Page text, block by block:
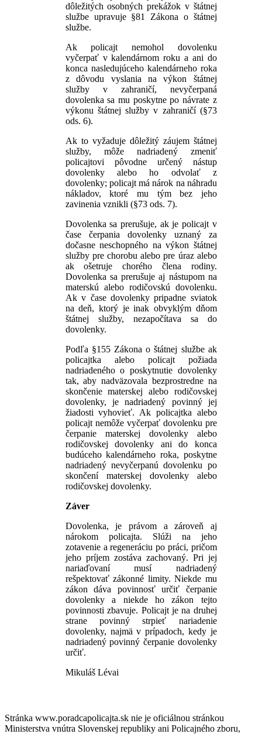
dôležitých osobných prekážok v štátnej
službe upravuje §81 Zákona o štátnej
službe.
Ak policajt nemohol dovolenku
vyčerpať v kalendárnom roku a ani do
konca nasledujúceho kalendárneho roka
z dôvodu vyslania na výkon štátnej
služby v zahraničí, nevyčerpaná
dovolenka sa mu poskytne po návrate z
výkonu štátnej služby v zahraničí (§73
ods. 6).
Ak to vyžaduje dôležitý záujem štátnej
služby, môže nadriadený zmeniť
policajtovi pôvodne určený nástup
dovolenky alebo ho odvolať z
dovolenky; policajt má nárok na náhradu
nákladov, ktoré mu tým bez jeho
zavinenia vznikli (§73 ods. 7).
Dovolenka sa prerušuje, ak je policajt v
čase čerpania dovolenky uznaný za
dočasne neschopného na výkon štátnej
služby pre chorobu alebo pre úraz alebo
ak ošetruje chorého člena rodiny.
Dovolenka sa prerušuje aj nástupom na
materskú alebo rodičovskú dovolenku.
Ak v čase dovolenky pripadne sviatok
na deň, ktorý je inak obvyklým dňom
štátnej služby, nezapočítava sa do
dovolenky.
Podľa §155 Zákona o štátnej službe ak
policajtka alebo policajt požiada
nadriadeného o poskytnutie dovolenky
tak, aby nadväzovala bezprostredne na
skončenie materskej alebo rodičovskej
dovolenky, je nadriadený povinný jej
žiadosti vyhovieť. Ak policajtka alebo
policajt nemôže vyčerpať dovolenku pre
čerpanie materskej dovolenky alebo
rodičovskej dovolenky ani do konca
budúceho kalendárneho roka, poskytne
nadriadený nevyčerpanú dovolenku po
skončení materskej dovolenky alebo
rodičovskej dovolenky.
Záver
Dovolenka, je právom a zároveň aj
nárokom policajta. Slúži na jeho
zotavenie a regeneráciu po práci, pričom
jeho príjem zostáva zachovaný. Pri jej
nariaďovaní musí nadriadený
rešpektovať zákonné limity. Niekde mu
zákon dáva povinnosť určiť čerpanie
dovolenky a niekde ho zákon tejto
povinnosti zbavuje. Policajt je na druhej
strane povinný strpieť nariadenie
dovolenky, najmä v prípadoch, kedy je
nadriadený povinný čerpanie dovolenky
určiť.
Mikuláš Lévai
Stránka www.poradcapolicajta.sk nie je oficiálnou stránkou
Ministerstva vnútra Slovenskej republiky ani Policajného zboru,